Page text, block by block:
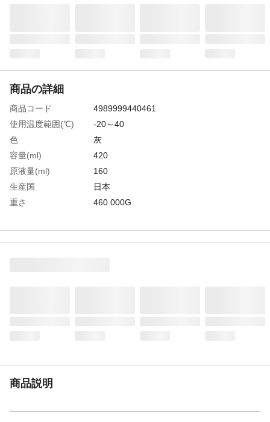
商品の詳細
商品コード
4989999440461
使用温度範囲(℃)
-20～40
色
灰
容量(ml)
420
原液量(ml)
160
生産国
日本
重さ
460.000G
商品説明